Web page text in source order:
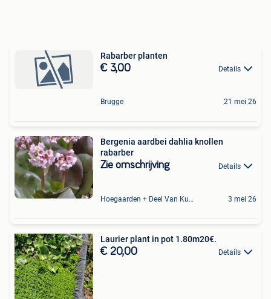
Rabarber planten
€ 3,00 Details
Brugge 21 mei 26
Bergenia aardbei dahlia knollen
rabarber
Zie omschrijving Details
Hoegaarden + Deel Van Kumtich + Deel Van Tienen 3 mei 26
Laurier plant in pot 1.80m20€.
€ 20,00 Details